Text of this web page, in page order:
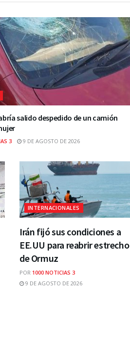
salido despedido de un camión
3 9 DE AGOSTO DE 2026
INTERNACIONALES
Irán fijó sus condiciones a
EE.UU para reabrir estrecho
de Ormuz
POR 1000 NOTICIAS 3
9 DE AGOSTO DE 2026